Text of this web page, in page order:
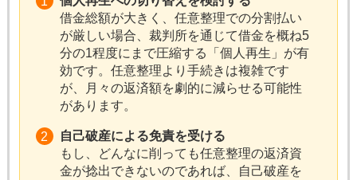
借金総額が大きく、任意整理での分割払い
が厳しい場合、裁判所を通じて借金を概ね5
分の1程度にまで圧縮する「個人再生」が有
効です。任意整理より手続きは複雑です
が、月々の返済額を劇的に減らせる可能性
があります。
自己破産による免責を受ける
もし、どんなに削っても任意整理の返済資
金が捻出できないのであれば、自己破産を